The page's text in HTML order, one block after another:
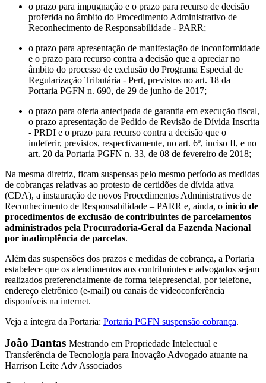
o prazo para impugnação e o prazo para recurso de decisão
proferida no âmbito do Procedimento Administrativo de
Reconhecimento de Responsabilidade - PARR;
o prazo para apresentação de manifestação de inconformidade
e o prazo para recurso contra a decisão que a apreciar no
âmbito do processo de exclusão do Programa Especial de
Regularização Tributária - Pert, previstos no art. 18 da
Portaria PGFN n. 690, de 29 de junho de 2017;
o prazo para oferta antecipada de garantia em execução fiscal,
o prazo apresentação de Pedido de Revisão de Dívida Inscrita
- PRDI e o prazo para recurso contra a decisão que o
indeferir, previstos, respectivamente, no art. 6º, inciso II, e no
art. 20 da Portaria PGFN n. 33, de 08 de fevereiro de 2018;
Na mesma diretriz, ficam suspensas pelo mesmo período as medidas
de cobranças relativas ao protesto de certidões de dívida ativa
(CDA), a instauração de novos Procedimentos Administrativos de
Reconhecimento de Responsabilidade – PARR e, ainda, o início de
procedimentos de exclusão de contribuintes de parcelamentos
administrados pela Procuradoria-Geral da Fazenda Nacional
por inadimplência de parcelas.
Além das suspensões dos prazos e medidas de cobrança, a Portaria
estabelece que os atendimentos aos contribuintes e advogados sejam
realizados preferencialmente de forma telepresencial, por telefone,
endereço eletrônico (e-mail) ou canais de videoconferência
disponíveis na internet.
Veja a íntegra da Portaria: Portaria PGFN suspensão cobrança.
João Dantas Mestrando em Propriedade Intelectual e
Transferência de Tecnologia para Inovação Advogado atuante na
Harrison Leite Adv Associados